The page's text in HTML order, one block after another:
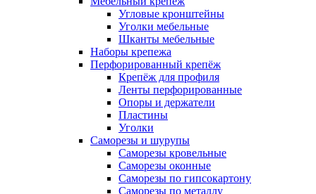
Угловые кронштейны
Уголки мебельные
Шканты мебельные
Наборы крепежа
Перфорированный крепёж
Крепёж для профиля
Ленты перфорированные
Опоры и держатели
Пластины
Уголки
Саморезы и шурупы
Саморезы кровельные
Саморезы оконные
Саморезы по гипсокартону
Саморезы по металлу